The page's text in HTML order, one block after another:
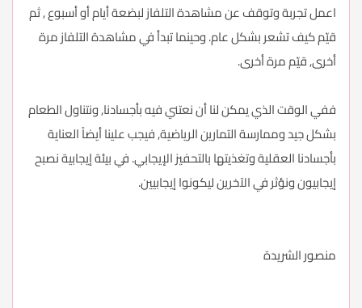
اعمل تجربة وتوقف عن مشاهدة التلفاز لبضعة أيام أو أسبوع , ثم
قيّم كيف تشعر بشكل عام. وحينما تبدأ في مشاهدة التلفاز مرة
أخرى, قيّم مرة أخرى.
ففي الوقت الذي يمكن لنا أن نعتني فيه بأجسادنا, ونتناول الطعام
بشكل جيد وممارسة التمارين الرياضية, فيجب علينا أيضاً العناية
بأجسادنا العقلية وتغذيتها بالتحفيز الإيجابي. في بيئة إيجابية نصبح
إيجابيون ونؤثر في الآخرين ليكونوا إيجابيين.
منصور الشريدة